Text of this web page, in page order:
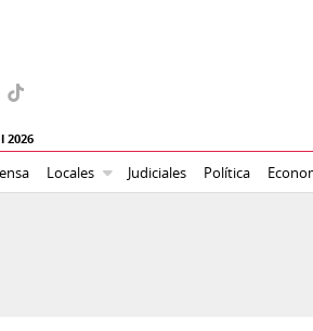
2026
Locales Judiciales Política